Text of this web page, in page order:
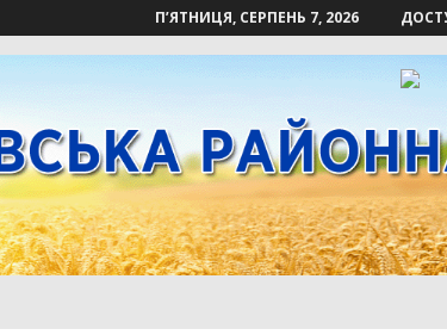
П’ЯТНИЦЯ, СЕРПЕНЬ 7, 2026